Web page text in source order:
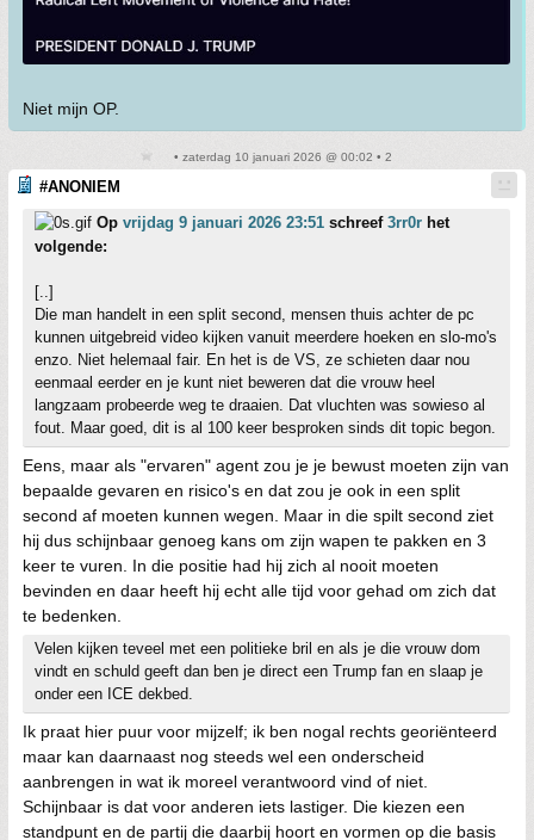
Niet mijn OP.
• zaterdag 10 januari 2026 @ 00:02 • 2
#ANONIEM
Op vrijdag 9 januari 2026 23:51 schreef 3rr0r het
volgende:
[..]
Die man handelt in een split second, mensen thuis achter de pc
kunnen uitgebreid video kijken vanuit meerdere hoeken en slo-mo's
enzo. Niet helemaal fair. En het is de VS, ze schieten daar nou
eenmaal eerder en je kunt niet beweren dat die vrouw heel
langzaam probeerde weg te draaien. Dat vluchten was sowieso al
fout. Maar goed, dit is al 100 keer besproken sinds dit topic begon.
Eens, maar als "ervaren" agent zou je je bewust moeten zijn van
bepaalde gevaren en risico's en dat zou je ook in een split
second af moeten kunnen wegen. Maar in die spilt second ziet
hij dus schijnbaar genoeg kans om zijn wapen te pakken en 3
keer te vuren. In die positie had hij zich al nooit moeten
bevinden en daar heeft hij echt alle tijd voor gehad om zich dat
te bedenken.
Velen kijken teveel met een politieke bril en als je die vrouw dom
vindt en schuld geeft dan ben je direct een Trump fan en slaap je
onder een ICE dekbed.
Ik praat hier puur voor mijzelf; ik ben nogal rechts georiënteerd
maar kan daarnaast nog steeds wel een onderscheid
aanbrengen in wat ik moreel verantwoord vind of niet.
Schijnbaar is dat voor anderen iets lastiger. Die kiezen een
standpunt en de partij die daarbij hoort en vormen op die basis